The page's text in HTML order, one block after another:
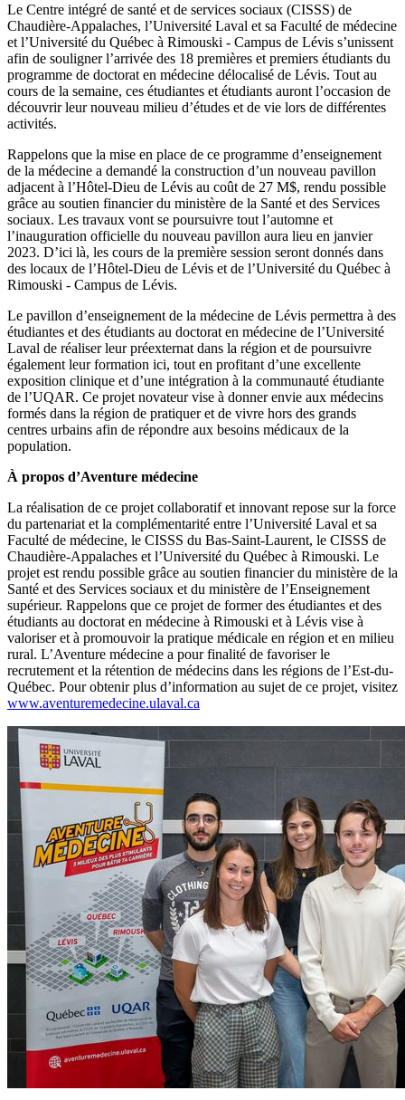
Le Centre intégré de santé et de services sociaux (CISSS) de
Chaudière-Appalaches, l’Université Laval et sa Faculté de médecine
et l’Université du Québec à Rimouski - Campus de Lévis s’unissent
afin de souligner l’arrivée des 18 premières et premiers étudiants du
programme de doctorat en médecine délocalisé de Lévis. Tout au
cours de la semaine, ces étudiantes et étudiants auront l’occasion de
découvrir leur nouveau milieu d’études et de vie lors de différentes
activités.
Rappelons que la mise en place de ce programme d’enseignement
de la médecine a demandé la construction d’un nouveau pavillon
adjacent à l’Hôtel-Dieu de Lévis au coût de 27 M$, rendu possible
grâce au soutien financier du ministère de la Santé et des Services
sociaux. Les travaux vont se poursuivre tout l’automne et
l’inauguration officielle du nouveau pavillon aura lieu en janvier
2023. D’ici là, les cours de la première session seront donnés dans
des locaux de l’Hôtel-Dieu de Lévis et de l’Université du Québec à
Rimouski - Campus de Lévis.
Le pavillon d’enseignement de la médecine de Lévis permettra à des
étudiantes et des étudiants au doctorat en médecine de l’Université
Laval de réaliser leur préexternat dans la région et de poursuivre
également leur formation ici, tout en profitant d’une excellente
exposition clinique et d’une intégration à la communauté étudiante
de l’UQAR. Ce projet novateur vise à donner envie aux médecins
formés dans la région de pratiquer et de vivre hors des grands
centres urbains afin de répondre aux besoins médicaux de la
population.
À propos d’Aventure médecine
La réalisation de ce projet collaboratif et innovant repose sur la force
du partenariat et la complémentarité entre l’Université Laval et sa
Faculté de médecine, le CISSS du Bas-Saint-Laurent, le CISSS de
Chaudière-Appalaches et l’Université du Québec à Rimouski. Le
projet est rendu possible grâce au soutien financier du ministère de la
Santé et des Services sociaux et du ministère de l’Enseignement
supérieur. Rappelons que ce projet de former des étudiantes et des
étudiants au doctorat en médecine à Rimouski et à Lévis vise à
valoriser et à promouvoir la pratique médicale en région et en milieu
rural. L’Aventure médecine a pour finalité de favoriser le
recrutement et la rétention de médecins dans les régions de l’Est-du-
Québec. Pour obtenir plus d’information au sujet de ce projet, visitez
www.aventuremedecine.ulaval.ca